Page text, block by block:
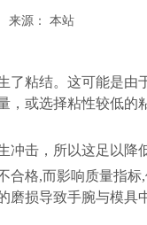
源： 本站
粘结。这可能是由
或选择粘性较低的
击，所以这足以降
格,而影响质量指
损导致手腕与模具